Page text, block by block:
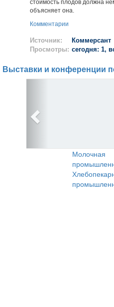
стоимость плодов должна
объясняет она.
Комментарии
Источник:
Коммерсант
Просмотры: сегодня: 1,
Выставки и конференции
Молочная